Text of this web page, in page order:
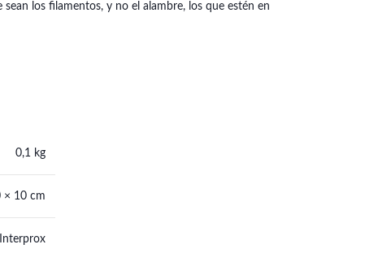
los filamentos, y no el alambre, los que estén en
0,1 kg
× 10 cm
Interprox